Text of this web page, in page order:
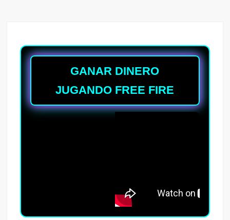
GANAR DINERO
JUGANDO FREE FIRE